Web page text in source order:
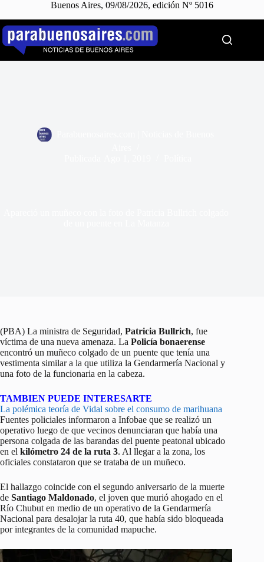
Buenos Aires, 09/08/2026, edición Nº 5016
Saltar
contenido
(PBA) La ministra de Seguridad, Patricia Bullrich, fue
víctima de una nueva amenaza. La Policía bonaerense
encontró un muñeco colgado de un puente que tenía una
vestimenta similar a la que utiliza la Gendarmería Nacional y
una foto de la funcionaria en la cabeza.
TAMBIEN PUEDE INTERESARTE
La polémica teoría de Vidal sobre el consumo de marihuana
Fuentes policiales informaron a Infobae que se realizó un
operativo luego de que vecinos denunciaran que había una
persona colgada de las barandas del puente peatonal ubicado
en el kilómetro 24 de la ruta 3. Al llegar a la zona, los
oficiales constataron que se trataba de un muñeco.
El hallazgo coincide con el segundo aniversario de la muerte
de Santiago Maldonado, el joven que murió ahogado en el
Río Chubut en medio de un operativo de la Gendarmería
Nacional para desalojar la ruta 40, que había sido bloqueada
por integrantes de la comunidad mapuche.